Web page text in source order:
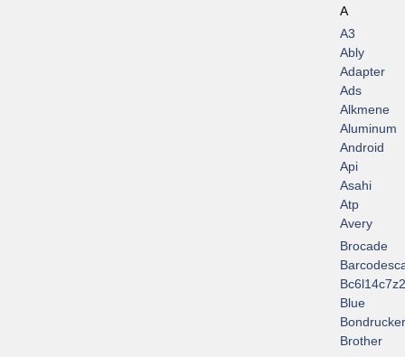
A
A3
Ably
Adapter
Ads
Alkmene
Aluminum
Android
Api
Asahi
Atp
Avery
Brocade
Blue
Bondrucker
Brother